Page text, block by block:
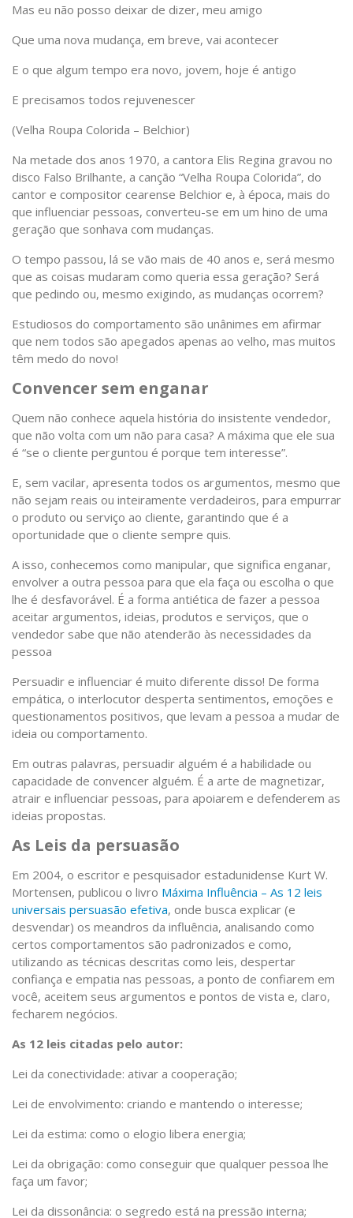
Mas eu não posso deixar de dizer, meu amigo
Que uma nova mudança, em breve, vai acontecer
E o que algum tempo era novo, jovem, hoje é antigo
E precisamos todos rejuvenescer
(Velha Roupa Colorida – Belchior)
Na metade dos anos 1970, a cantora Elis Regina gravou no
disco Falso Brilhante, a canção “Velha Roupa Colorida”, do
cantor e compositor cearense Belchior e, à época, mais do
que influenciar pessoas, converteu-se em um hino de uma
geração que sonhava com mudanças.
O tempo passou, lá se vão mais de 40 anos e, será mesmo
que as coisas mudaram como queria essa geração? Será
que pedindo ou, mesmo exigindo, as mudanças ocorrem?
Estudiosos do comportamento são unânimes em afirmar
que nem todos são apegados apenas ao velho, mas muitos
têm medo do novo!
Convencer sem enganar
Quem não conhece aquela história do insistente vendedor,
que não volta com um não para casa? A máxima que ele sua
é “se o cliente perguntou é porque tem interesse”.
E, sem vacilar, apresenta todos os argumentos, mesmo que
não sejam reais ou inteiramente verdadeiros, para empurrar
o produto ou serviço ao cliente, garantindo que é a
oportunidade que o cliente sempre quis.
A isso, conhecemos como manipular, que significa enganar,
envolver a outra pessoa para que ela faça ou escolha o que
lhe é desfavorável. É a forma antiética de fazer a pessoa
aceitar argumentos, ideias, produtos e serviços, que o
vendedor sabe que não atenderão às necessidades da
pessoa
Persuadir e influenciar é muito diferente disso! De forma
empática, o interlocutor desperta sentimentos, emoções e
questionamentos positivos, que levam a pessoa a mudar de
ideia ou comportamento.
Em outras palavras, persuadir alguém é a habilidade ou
capacidade de convencer alguém. É a arte de magnetizar,
atrair e influenciar pessoas, para apoiarem e defenderem as
ideias propostas.
As Leis da persuasão
Em 2004, o escritor e pesquisador estadunidense Kurt W.
Mortensen, publicou o livro Máxima Influência – As 12 leis
universais persuasão efetiva, onde busca explicar (e
desvendar) os meandros da influência, analisando como
certos comportamentos são padronizados e como,
utilizando as técnicas descritas como leis, despertar
confiança e empatia nas pessoas, a ponto de confiarem em
você, aceitem seus argumentos e pontos de vista e, claro,
fecharem negócios.
As 12 leis citadas pelo autor:
Lei da conectividade: ativar a cooperação;
Lei de envolvimento: criando e mantendo o interesse;
Lei da estima: como o elogio libera energia;
Lei da obrigação: como conseguir que qualquer pessoa lhe
faça um favor;
Lei da dissonância: o segredo está na pressão interna;